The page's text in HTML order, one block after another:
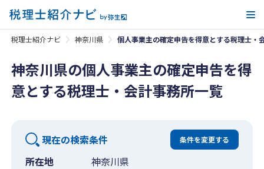
税理士紹介ナビ 神奈川県 個人事業主の確定申告を得意とする税理士・
神奈川県の個人事業主の確定申告を得
意とする税理士・会計事務所一覧
現在の検索条件 条件を変更する
所在地
神奈川県